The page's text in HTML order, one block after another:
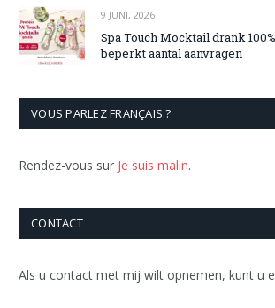
9 JUNI, 2026
Spa Touch Mocktail drank
beperkt aantal aanvragen
VOUS PARLEZ FRANÇAIS ?
Rendez-vous sur Je suis malin.
CONTACT
Als u contact met mij wilt opnemen, kunt u